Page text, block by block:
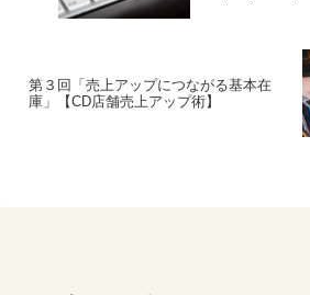
第３回「売上アップにつながる基本在
庫」【CD店舗売上アップ術】